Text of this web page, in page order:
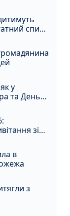
спирт
у
та День
зі
в
з